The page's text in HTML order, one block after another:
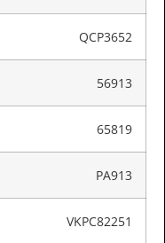
QCP3652
56913
65819
PA913
VKPC82251